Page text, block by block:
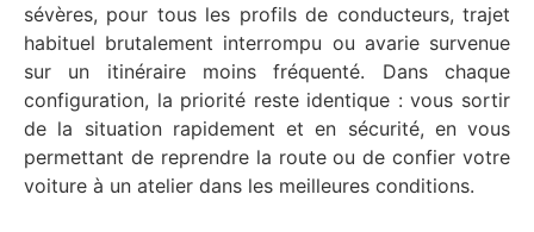
sévères, pour tous les profils de conducteurs, trajet
habituel brutalement interrompu ou avarie survenue
sur un itinéraire moins fréquenté. Dans chaque
configuration, la priorité reste identique : vous sortir
de la situation rapidement et en sécurité, en vous
permettant de reprendre la route ou de confier votre
voiture à un atelier dans les meilleures conditions.